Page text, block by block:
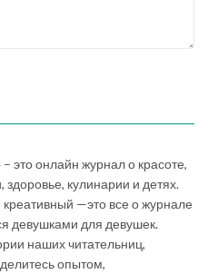
– это онлайн журнал о красоте,
кулинарии и детях.
—это все о журнале
девушками для девушек.
наших читательниц,
опытом,